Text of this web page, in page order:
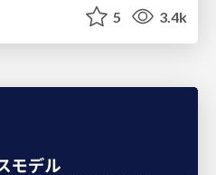
5 3.4k